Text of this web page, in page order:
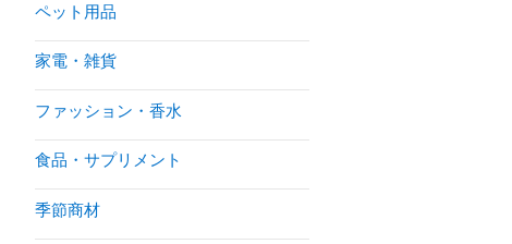
ペット用品
家電・雑貨
ファッション・香水
食品・サプリメント
季節商材